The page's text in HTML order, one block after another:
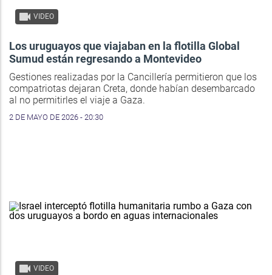
VIDEO
Los uruguayos que viajaban en la flotilla Global
Sumud están regresando a Montevideo
Gestiones realizadas por la Cancillería permitieron que los
compatriotas dejaran Creta, donde habían desembarcado
al no permitirles el viaje a Gaza.
2 DE MAYO DE 2026 - 20:30
VIDEO